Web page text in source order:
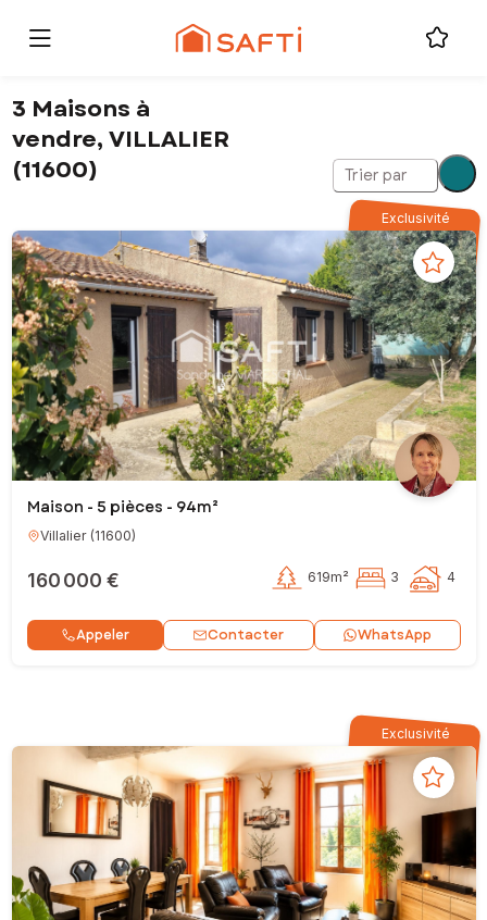
3 Maisons à
vendre, VILLALIER
(11600)
Trier par
Exclusivité
Maison - 5 pièces - 94m²
Villalier(11600)
160 000 € 619m² 3 4
Appeler Contacter WhatsApp
Exclusivité